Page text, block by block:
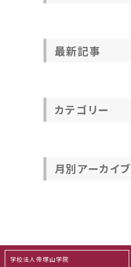
最新記事
カテゴリー
月別アーカイブ
学校法人帝塚山学院